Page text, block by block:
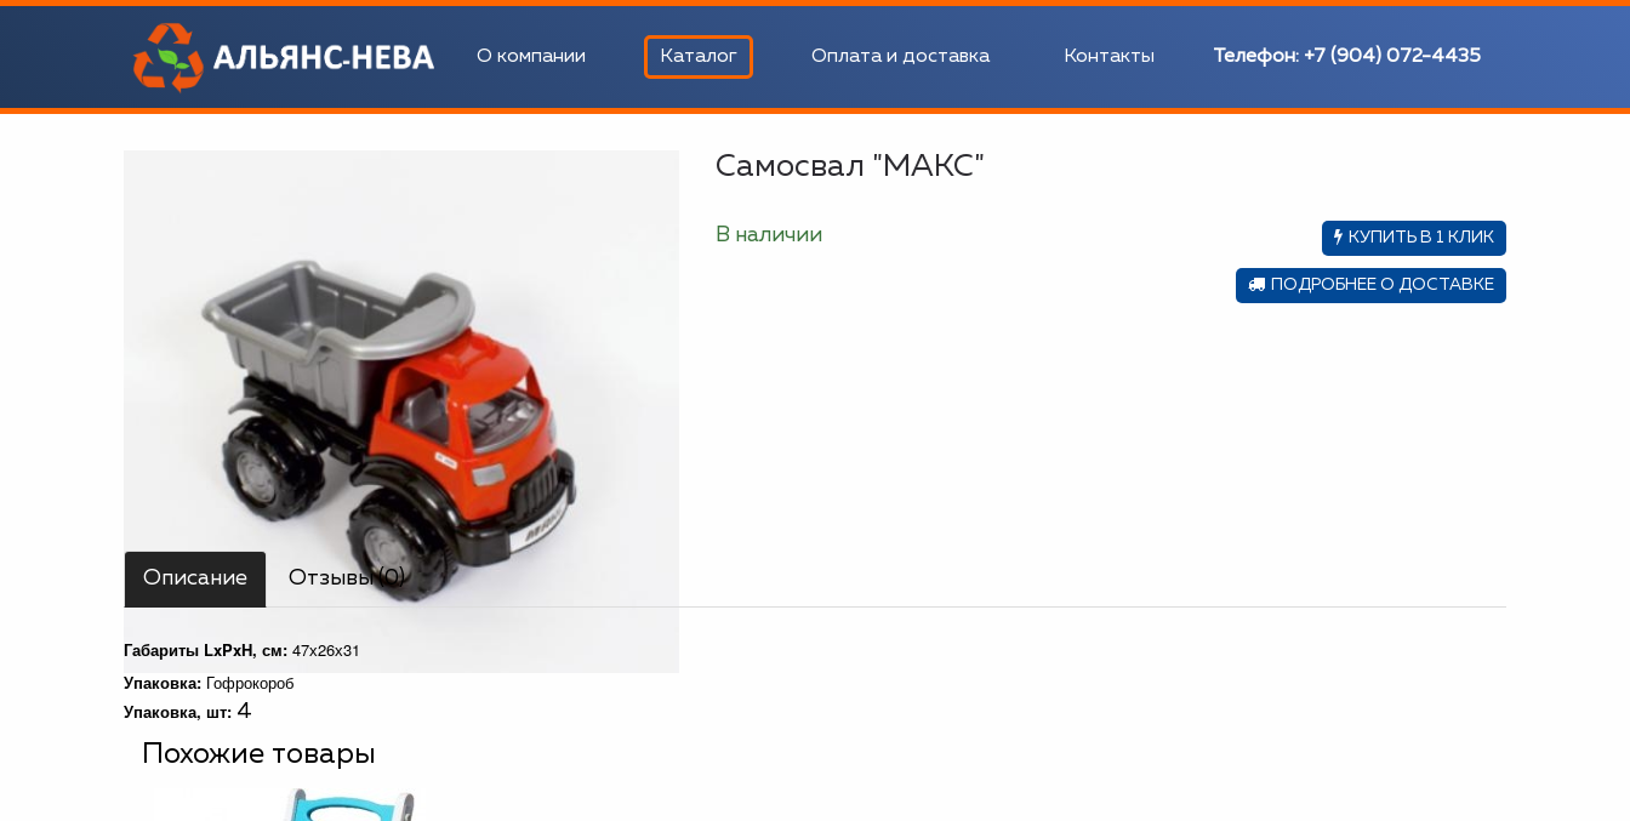
О компании Каталог Оплата и доставка Контакты Телефон: +7 (904) 072-4435
Самосвал "МАКС"
В наличии КУПИТЬ В 1 КЛИК
ПОДРОБНЕЕ О ДОСТАВКЕ
Описание Отзывы (0)
Габариты LxPxH, см: 47х26х31
Упаковка: Гофрокороб
Упаковка, шт: 4
Похожие товары